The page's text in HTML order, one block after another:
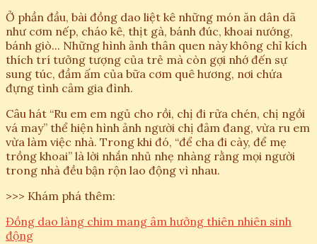
Ở phần đầu, bài đồng dao liệt kê những món ăn dân dã
như cơm nếp, cháo kê, thịt gà, bánh đúc, khoai nướng,
bánh giò... Những hình ảnh thân quen này không chỉ kích
thích trí tưởng tượng của trẻ mà còn gợi nhớ đến sự
sung túc, đầm ấm của bữa cơm quê hương, nơi chứa
đựng tình cảm gia đình.
Câu hát “Ru em em ngủ cho rồi, chị đi rửa chén, chị ngồi
vá may” thể hiện hình ảnh người chị đảm đang, vừa ru em
vừa làm việc nhà. Trong khi đó, “để cha đi cày, để mẹ
trồng khoai” là lời nhắn nhủ nhẹ nhàng rằng mọi người
trong nhà đều bận rộn lao động vì nhau.
>>> Khám phá thêm:
Đồng dao làng chim mang âm hưởng thiên nhiên sinh
động